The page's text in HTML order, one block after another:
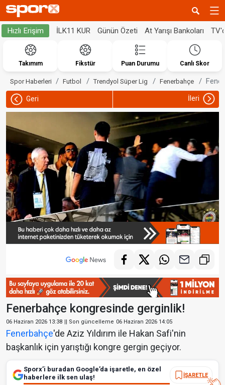
Hızlı Erişim İLK11 KUR Günün Özeti At Yarışı Bankoları
Takımım Fikstür Puan Durumu Canlı Skor
Spor Haberleri Futbol Trendyol Süper Lig Fenerbahçe
Geri İleri
Fenerbahçe kongresinde gerginlik!
06 Haziran 2026 13:38 || Son güncelleme 06 Haziran 2026 14:05
Fenerbahçe'de Aziz Yıldırım ile Hakan Safi'nin
başkanlık için yarıştığı kongre gergin geçiyor.
Sporx’i buradan Google’da işaretle, en özel
haberlere ilk sen ulaş!
İŞARETLE